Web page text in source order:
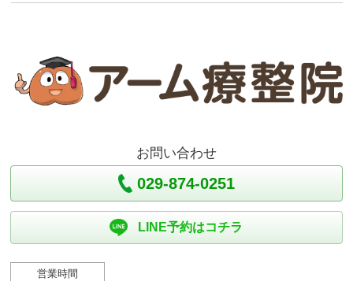
お問い合わせ
029-874-0251
LINE予約はコチラ
営業時間